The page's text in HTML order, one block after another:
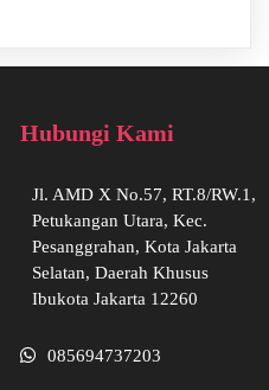
Hubungi Kami
Jl. AMD X No.57, RT.8/RW.1,
Petukangan Utara, Kec.
Pesanggrahan, Kota Jakarta
Selatan, Daerah Khusus
Ibukota Jakarta 12260
085694737203